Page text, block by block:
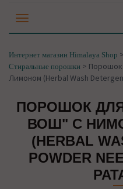
Интернет магазин Himalaya Shop >
Стиральные порошки > Порошок
Лимоном (Herbal Wash
ПОРОШОК
ВОШ" С
(HERBAL
POWDER